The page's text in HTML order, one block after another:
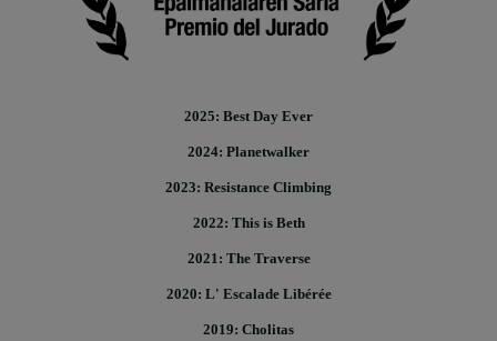
2025: Best Day Ever
2024: Planetwalker
2023: Resistance Climbing
2022: This is Beth
2021: The Traverse
2020: L' Escalade Libérée
2019: Cholitas